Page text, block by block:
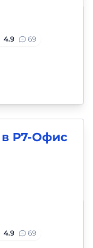
4.9 69
в Р7-Офис
4.9 69